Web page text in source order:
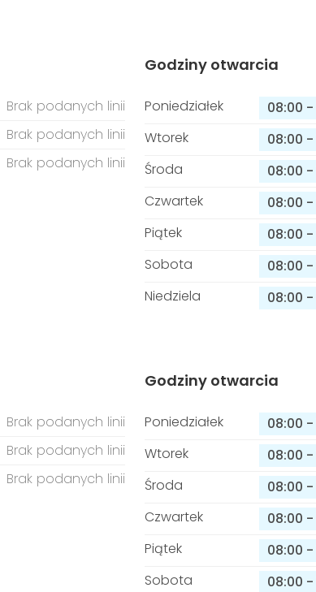
Brak podanych linii
Brak podanych linii
Brak podanych linii
Godziny otwarcia
Poniedziałek 08:00 -
Wtorek
08:00 -
Środa
08:00 -
Czwartek
08:00 -
Piątek
08:00 -
Sobota
08:00 -
Niedziela
08:00 -
Brak podanych linii
Brak podanych linii
Brak podanych linii
Godziny otwarcia
Poniedziałek 08:00 -
Wtorek
08:00 -
Środa
08:00 -
Czwartek
08:00 -
Piątek
08:00 -
Sobota
08:00 -